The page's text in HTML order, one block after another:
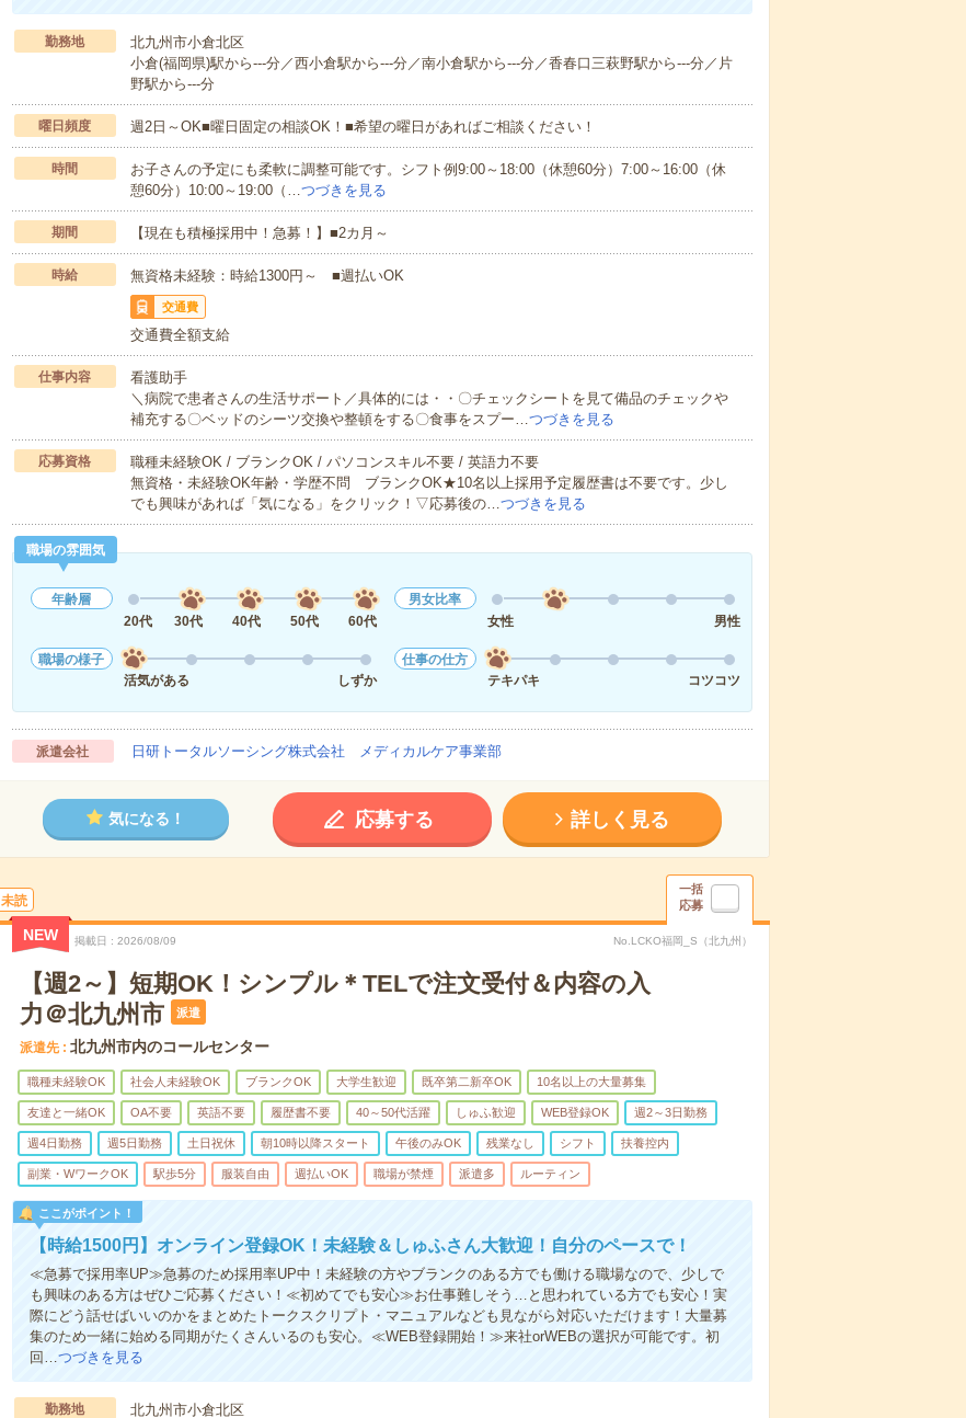
勤務地
北九州市小倉北区
小倉(福岡県)駅から---分／西小倉駅から---分／南小倉駅から---分／香春口三萩野駅から---分／片
野駅から---分
曜日頻度 週2日～OK■曜日固定の相談OK！■希望の曜日があればご相談ください！
時間
お子さんの予定にも柔軟に調整可能です。シフト例9:00～18:00（休憩60分）7:00～16:00（休
憩60分）10:00～19:00（…つづきを見る
期間 【現在も積極採用中！急募！】■2カ月～
時給 無資格未経験：時給1300円～ ■週払いOK
交通費
交通費全額支給
仕事内容
看護助手
＼病院で患者さんの生活サポート／具体的には・・〇チェックシートを見て備品のチェックや
補充する〇ベッドのシーツ交換や整頓をする〇食事をスプー…つづきを見る
応募資格
職種未経験OK / ブランクOK / パソコンスキル不要 / 英語力不要
無資格・未経験OK年齢・学歴不問 ブランクOK★10名以上採用予定履歴書は不要です。少し
でも興味があれば「気になる」をクリック！▽応募後の…つづきを見る
職場の雰囲気
年齢層
20代
30代 40代 50代 60代
男女比率
女性
男性
職場の様子
活気がある
しずか
仕事の仕方
テキパキ
コツコツ
派遣会社 日研トータルソーシング株式会社 メディカルケア事業部
気になる！ 応募する 詳しく見る
未読
一括
応募
NEW 掲載日 2026/08/09 No.LCKO福岡_S（北九州）
【週2～】短期OK！シンプル＊TELで注文受付＆内容の入
力＠北九州市
派遣
派遣先 北九州市内のコールセンター
職種未経験OK 社会人未経験OK ブランクOK 大学生歓迎 既卒第二新卒OK 10名以上の大量募集
友達と一緒OK OA不要 英語不要 履歴書不要 40～50代活躍 しゅふ歓迎 WEB登録OK 週2～3日勤務
週4日勤務 週5日勤務 土日祝休 朝10時以降スタート 午後のみOK 残業なし シフト 扶養控内
副業・WワークOK 駅歩5分 服装自由 週払いOK 職場が禁煙 派遣多 ルーティン
ここがポイント！
【時給1500円】オンライン登録OK！未経験＆しゅふさん大歓迎！自分のペースで！
≪急募で採用率UP≫急募のため採用率UP中！未経験の方やブランクのある方でも働ける職場なので、少しで
も興味のある方はぜひご応募ください！≪初めてでも安心≫お仕事難しそう…と思われている方でも安心！実
際にどう話せばいいのかをまとめたトークスクリプト・マニュアルなども見ながら対応いただけます！大量募
集のため一緒に始める同期がたくさんいるのも安心。≪WEB登録開始！≫来社orWEBの選択が可能です。初
回…つづきを見る
勤務地 北九州市小倉北区